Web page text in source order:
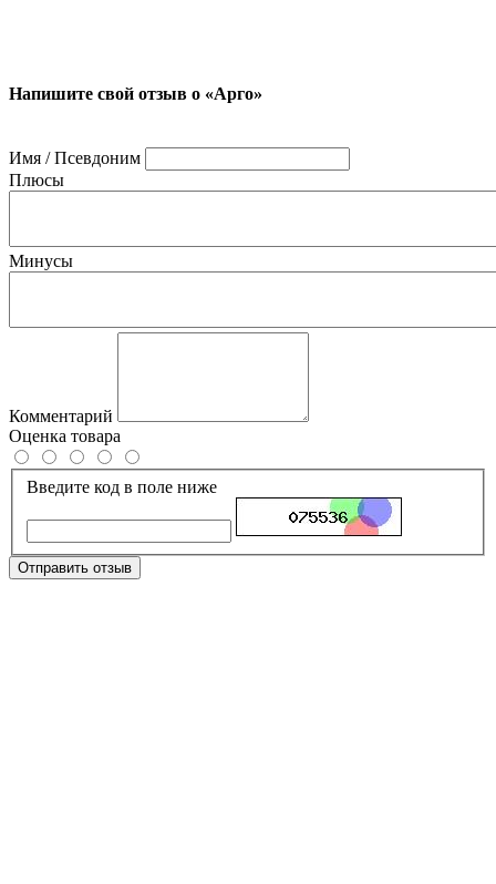
Напишите свой отзыв о «Арго»
Имя / Псевдоним
Плюсы
Минусы
Комментарий
Оценка товара
Введите код в поле ниже
Отправить отзыв